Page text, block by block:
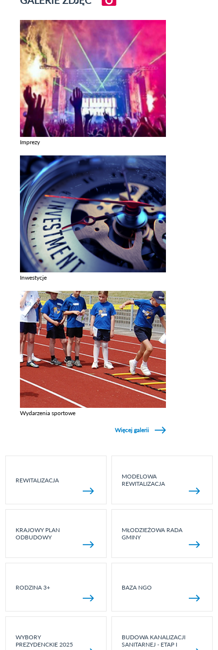
Imprezy
Inwestycje
Wydarzenia sportowe
Więcej galerii
REWITALIZACJA
MODELOWA
REWITALIZACJA
KRAJOWY PLAN
ODBUDOWY
MŁODZIEŻOWA RADA
GMINY
RODZINA 3+ BAZA NGO
WYBORY
PREZYDENCKIE 2025
BUDOWA KANALIZACJI
SANITARNEJ - ETAP I